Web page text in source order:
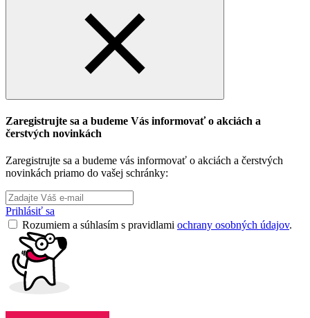
Zaregistrujte sa a budeme Vás informovať o akciách a
čerstvých novinkách
Zaregistrujte sa a budeme vás informovať o akciách a čerstvých
novinkách priamo do vašej schránky:
Prihlásiť sa
Rozumiem a súhlasím s pravidlami ochrany osobných údajov.